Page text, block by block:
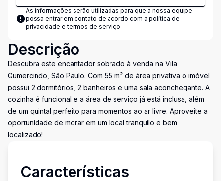
As informações serão utilizadas para que a nossa equipe
possa entrar em contato de acordo com a política de
privacidade e termos de serviço
Descrição
Descubra este encantador sobrado à venda na Vila
Gumercindo, São Paulo. Com 55 m² de área privativa o imóvel
possui 2 dormitórios, 2 banheiros e uma sala aconchegante. A
cozinha é funcional e a área de serviço já está inclusa, além
de um quintal perfeito para momentos ao ar livre. Aproveite a
oportunidade de morar em um local tranquilo e bem
localizado!
Características